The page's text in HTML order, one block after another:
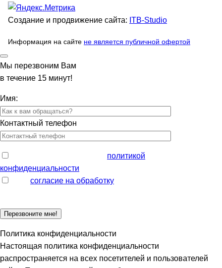
Создание и продвижение сайта: ITB-Studio
Информация на сайте не является публичной офертой
Мы перезвоним Вам
в течение 15 минут!
Имя:
Контактный телефон
политикой
конфиденциальности
согласие на обработку
Политика конфиденциальности
Настоящая политика конфиденциальности
распространяется на всех посетителей и пользователей